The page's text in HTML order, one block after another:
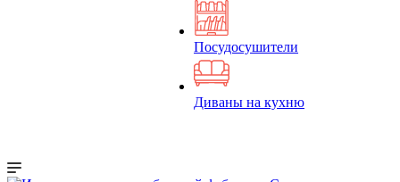
Посудосушители
Диваны на кухню